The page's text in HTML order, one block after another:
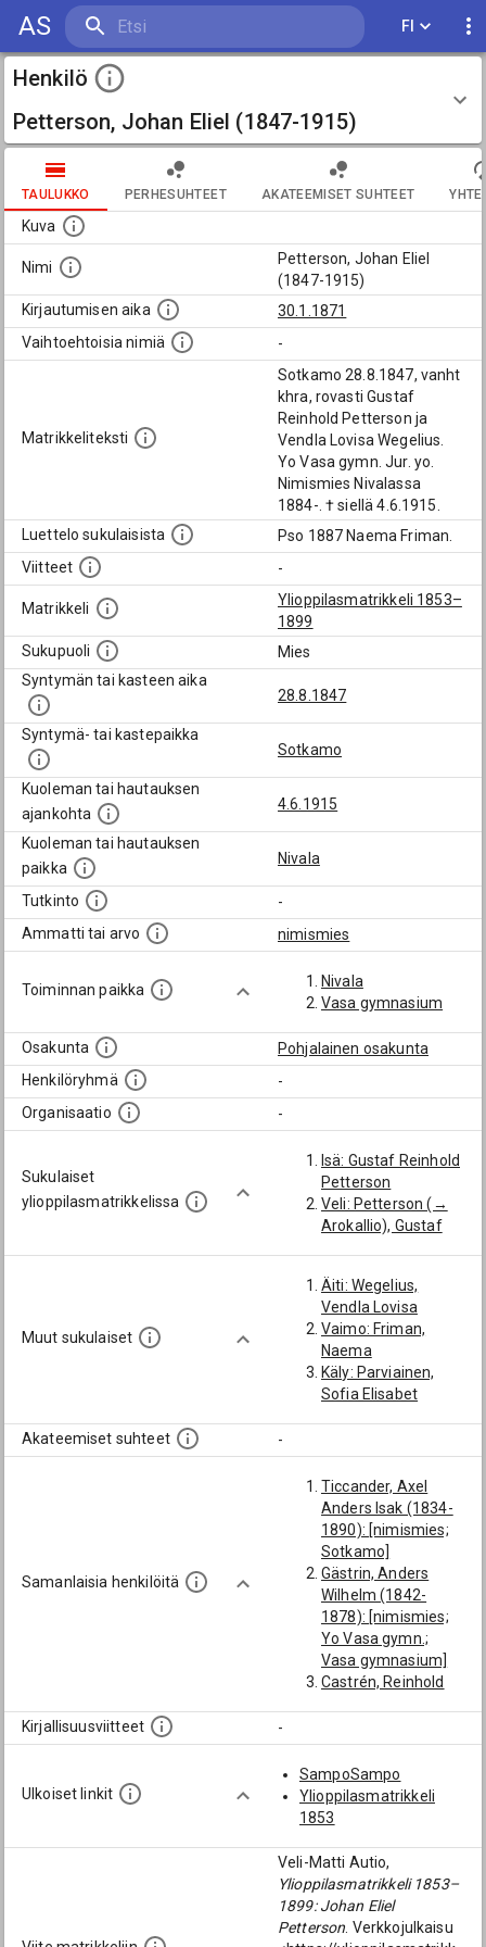
AS FI
Henkilö
Petterson, Johan Eliel (1847-1915)
TAULUKKO PERHESUHTEET AKATEEMISET SUHTEET
Kuva
Nimi
Petterson, Johan Eliel
(1847-1915)
Kirjautumisen aika
30.1.1871
Vaihtoehtoisia nimiä
-
Matrikkeliteksti
Sotkamo 28.8.1847, vanht
khra, rovasti Gustaf
Reinhold Petterson ja
Vendla Lovisa Wegelius.
Yo Vasa gymn. Jur. yo.
Nimismies Nivalassa
1884-. † siellä 4.6.1915.
Luettelo sukulaisista
Pso 1887 Naema Friman.
Viitteet
-
Matrikkeli
Ylioppilasmatrikkeli 1853–
1899
Sukupuoli
Mies
Syntymän tai kasteen aika
28.8.1847
Syntymä- tai kastepaikka
Sotkamo
Kuoleman tai hautauksen
ajankohta
4.6.1915
Kuoleman tai hautauksen
paikka
Nivala
Tutkinto
-
Ammatti tai arvo
nimismies
Toiminnan paikka
Nivala
Vasa gymnasium
Osakunta
Pohjalainen osakunta
Henkilöryhmä
-
Organisaatio
-
Sukulaiset
ylioppilasmatrikkelissa
Isä: Gustaf Reinhold
Petterson
Veli: Petterson (→
Arokallio), Gustaf
Muut sukulaiset
Äiti: Wegelius,
Vendla Lovisa
Vaimo: Friman,
Naema
Käly: Parviainen,
Sofia Elisabet
Akateemiset suhteet -
Samanlaisia henkilöitä
Ticcander, Axel
Anders Isak (1834-
1890): [nimismies;
Sotkamo]
Gästrin, Anders
Wilhelm (1842-
1878): [nimismies;
Yo Vasa gymn.;
Vasa gymnasium]
Castrén, Reinhold
Sotkamo; Vasa
gymnasium]
Bergström, Carl
Fredrik (1843-1878):
gymn.; Vasa
gymnasium]
Karvosenoja, Klaus
(1864-1895):
[Nivala]
Kirjallisuusviitteet -
Ulkoiset linkit
SampoSampo
Ylioppilasmatrikkeli
1853
Veli-Matti Autio,
Ylioppilasmatrikkeli 1853–
1899: Johan Eliel
Petterson . Verkkojulkaisu